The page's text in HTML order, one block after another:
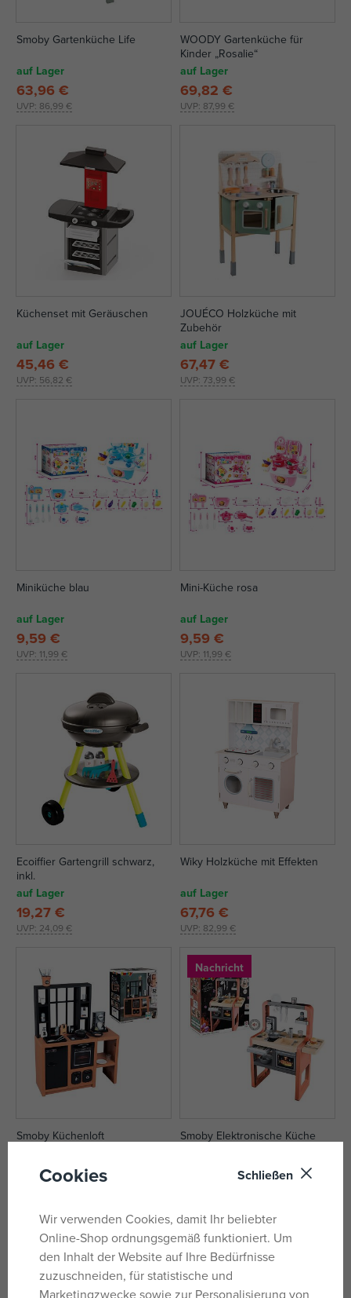
Smoby Gartenküche Life
auf Lager
UVP: 86,99 €
63,96 €
WOODY Gartenküche für
Kinder „Rosalie“
auf Lager
UVP: 87,99 €
69,82 €
Küchenset mit Geräuschen
auf Lager
UVP: 56,82 €
45,46 €
JOUÉCO Holzküche mit
Zubehör
auf Lager
UVP: 73,99 €
67,47 €
Miniküche blau
auf Lager
UVP: 11,99 €
9,59 €
Mini-Küche rosa
auf Lager
UVP: 11,99 €
9,59 €
Ecoiffier Gartengrill schwarz,
inkl.
auf Lager
UVP: 24,09 €
19,27 €
Wiky Holzküche mit Effekten
auf Lager
UVP: 82,99 €
67,76 €
Smoby Küchenloft
auf Lager
78,99 €
Nachricht
Smoby Elektronische Küche
Cookies Schließen
Wir verwenden Cookies, damit Ihr beliebter
Online-Shop ordnungsgemäß funktioniert. Um
den Inhalt der Website auf Ihre Bedürfnisse
zuzuschneiden, für statistische und
Marketingzwecke sowie zur Personalisierung von